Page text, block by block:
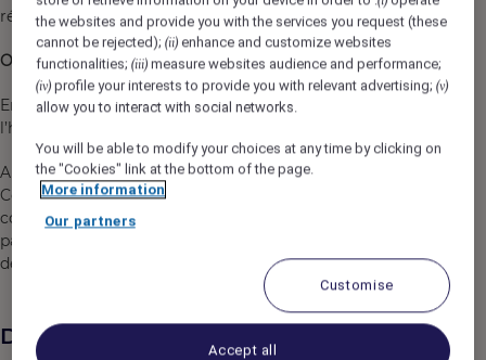
réunions et de séminaires.
Orfea, quelles sont nos valeurs ?
Engagement, coopération, satisfaction client, sens de
l’hospitalité.
Au-delà de l’exigence sur les fondamentaux Accueil,
Confort, Propreté, Orfea s’assure du développement des
compétences de ses collaborateurs, en proposant des
parcours formation adaptés et sur-mesure aux besoins
des équipes.
Description du poste
the websites and provide you with the services you request (these
cannot be rejected);(ii) enhance and customize websites
functionalities;(iii) measure websites audience and performance;
(iv) profile your interests to provide you with relevant advertising;(v)
allow you to interact with social networks.
You will be able to modify your choices at any time by clicking on
the "Cookies" link at the bottom of the page.
More information
Our partners
Customise
Accept all